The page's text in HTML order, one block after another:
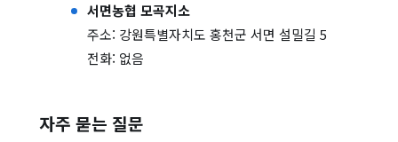
서면농협 모곡지소
주소: 강원특별자치도 홍천군 서면 설밀길 5
전화: 없음
자주 묻는 질문